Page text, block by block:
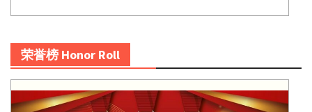
荣誉榜 Honor Roll